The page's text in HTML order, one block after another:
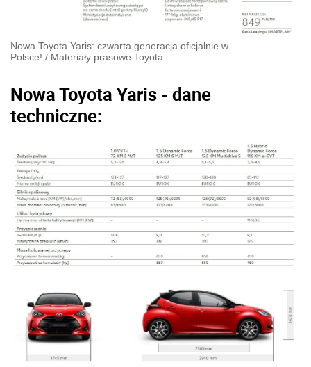
Nowa Toyota Yaris: czwarta generacja oficjalnie w
Polsce! / Materiały prasowe Toyota
Nowa Toyota Yaris - dane
techniczne: